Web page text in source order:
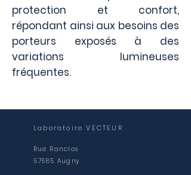
protection et confort,
répondant ainsi aux besoins des
porteurs exposés à des
variations lumineuses
fréquentes.
Laboratoire VECTEUR
Rue Ranclos
57685 Augny